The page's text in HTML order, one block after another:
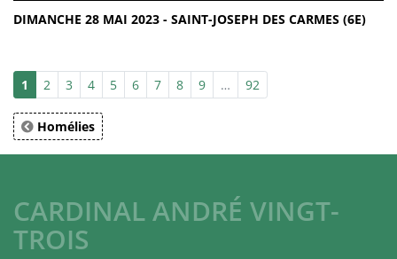
DIMANCHE 28 MAI 2023 - SAINT-JOSEPH DES CARMES (6E)
1 2 3 4 5 6 7 8 9 … 92
Homélies
CARDINAL ANDRÉ VINGT-
TROIS